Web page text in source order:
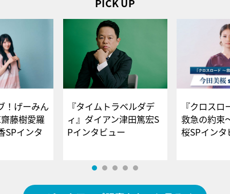
！げーみん
藤樹愛羅
SPインタ
『タイムトラベルダデ
ィ』ダイアン津田篤宏S
Pインタビュー
『クロス
救急の約束
桜SPイ